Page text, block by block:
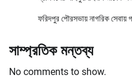
ফরিদপুর পৌরসভায় নাগরিক
সাম্প্রতিক মন্তব্য
No comments to show.